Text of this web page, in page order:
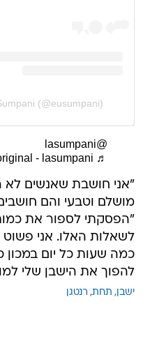
(@eusumpani)
@lasumpani
♬ som original - lasumpani
"אני חושבת שאנשים לא
מושלם וטבעי והם
"הפסקתי לספור את
לשאלות האלו. אני פשוט
כמה שעות כל יום במכון
להפוך את הישבן שלי
ישבן תחת רנטגן